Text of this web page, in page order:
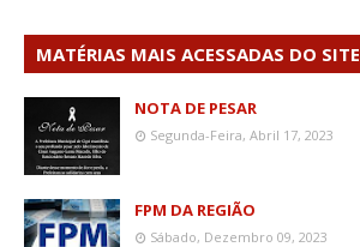
MATÉRIAS MAIS ACESSADAS DO SITE
NOTA DE PESAR
Segunda-Feira, Abril 17, 2023
FPM DA REGIÃO
Sábado, Dezembro 09, 2023